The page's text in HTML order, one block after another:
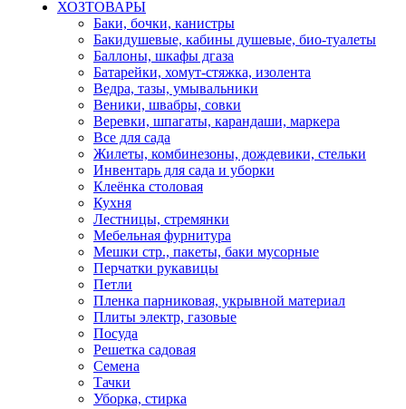
ХОЗТОВАРЫ
Баки, бочки, канистры
Бакидушевые, кабины душевые, био-туалеты
Баллоны, шкафы дгаза
Батарейки, хомут-стяжка, изолента
Ведра, тазы, умывальники
Веники, швабры, совки
Веревки, шпагаты, карандаши, маркера
Все для сада
Жилеты, комбинезоны, дождевики, стельки
Инвентарь для сада и уборки
Клеёнка столовая
Кухня
Лестницы, стремянки
Мебельная фурнитура
Мешки стр., пакеты, баки мусорные
Перчатки рукавицы
Петли
Пленка парниковая, укрывной материал
Плиты электр, газовые
Посуда
Решетка садовая
Семена
Тачки
Уборка, стирка